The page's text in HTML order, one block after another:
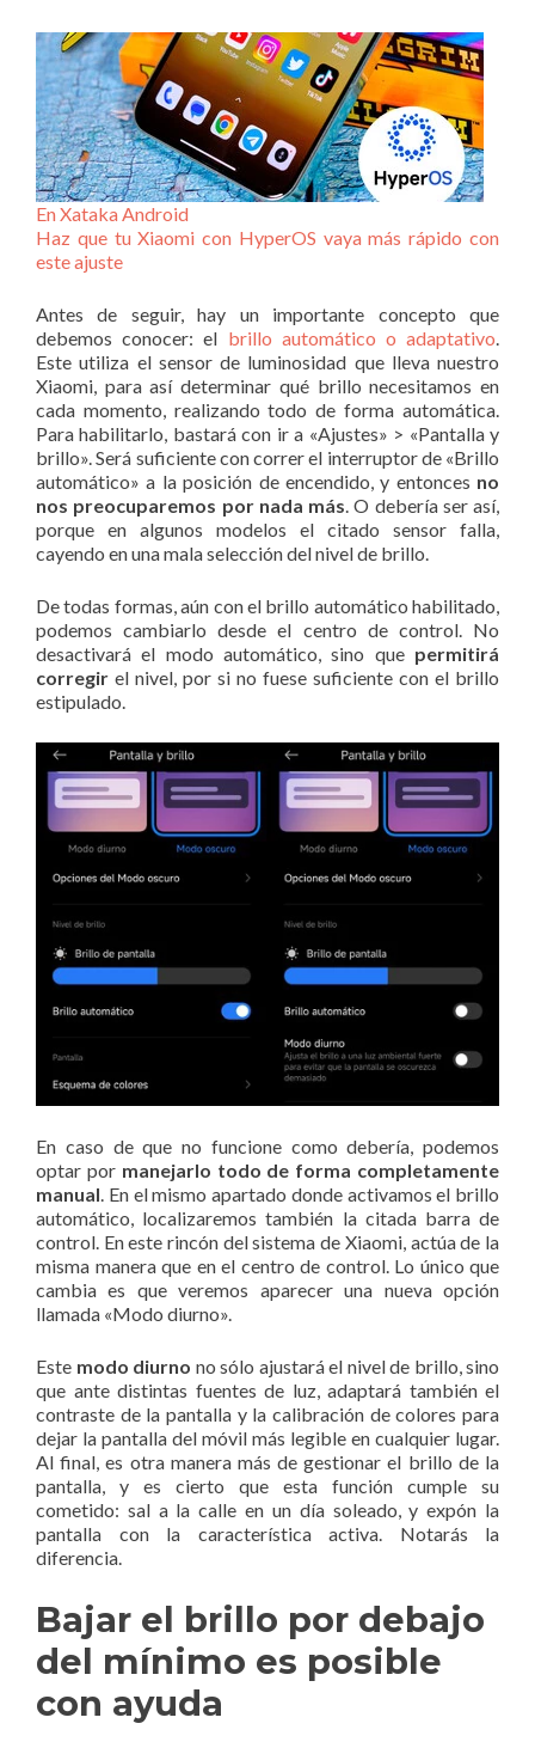
En Xataka Android
Haz que tu Xiaomi con HyperOS vaya más rápido con
este ajuste
Antes de seguir, hay un importante concepto que
debemos conocer: el brillo automático o adaptativo.
Este utiliza el sensor de luminosidad que lleva nuestro
Xiaomi, para así determinar qué brillo necesitamos en
cada momento, realizando todo de forma automática.
Para habilitarlo, bastará con ir a «Ajustes» > «Pantalla y
brillo». Será suficiente con correr el interruptor de «Brillo
automático» a la posición de encendido, y entonces no
nos preocuparemos por nada más. O debería ser así,
porque en algunos modelos el citado sensor falla,
cayendo en una mala selección del nivel de brillo.
De todas formas, aún con el brillo automático habilitado,
podemos cambiarlo desde el centro de control. No
desactivará el modo automático, sino que permitirá
corregir el nivel, por si no fuese suficiente con el brillo
estipulado.
En caso de que no funcione como debería, podemos
optar por manejarlo todo de forma completamente
manual. En el mismo apartado donde activamos el brillo
automático, localizaremos también la citada barra de
control. En este rincón del sistema de Xiaomi, actúa de la
misma manera que en el centro de control. Lo único que
cambia es que veremos aparecer una nueva opción
llamada «Modo diurno».
Este modo diurno no sólo ajustará el nivel de brillo, sino
que ante distintas fuentes de luz, adaptará también el
contraste de la pantalla y la calibración de colores para
dejar la pantalla del móvil más legible en cualquier lugar.
Al final, es otra manera más de gestionar el brillo de la
pantalla, y es cierto que esta función cumple su
cometido: sal a la calle en un día soleado, y expón la
pantalla con la característica activa. Notarás la
diferencia.
Bajar el brillo por debajo
del mínimo es posible
con ayuda